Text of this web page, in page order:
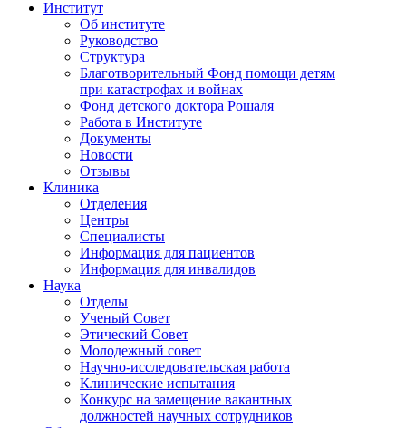
Институт
Об институте
Руководство
Структура
Благотворительный Фонд помощи детям
при катастрофах и войнах
Фонд детского доктора Рошаля
Работа в Институте
Документы
Новости
Отзывы
Клиника
Отделения
Центры
Специалисты
Информация для пациентов
Информация для инвалидов
Наука
Отделы
Ученый Совет
Этический Совет
Молодежный совет
Научно-исследовательская работа
Клинические испытания
Конкурс на замещение вакантных
должностей научных сотрудников